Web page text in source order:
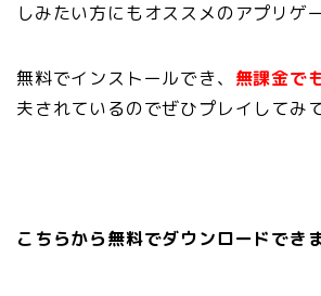
しみたい方にもオススメのアプリゲ
無料でインストールでき、 無課金で
夫されているのでぜひプレイしてみ
こちらから無料でダウンロードでき